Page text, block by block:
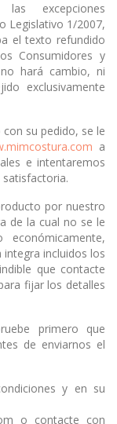
excepciones
Legislativo 1/2007,
el texto refundido
Consumidores y
hará cambio, ni
exclusivamente
su pedido, se le
a
e intentaremos
por nuestro
de la cual no se le
incluidos los
que contacte
fijar los detalles
primero que
de enviarnos el
y en su
o contacte con